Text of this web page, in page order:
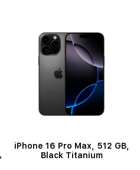
iPhone 16 Pro Max, 512 GB,
Black Titanium